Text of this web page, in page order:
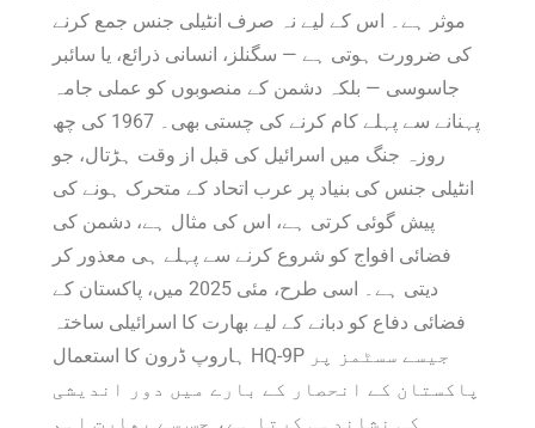
موثر ہے۔ اس کے لیے نہ صرف انٹیلی جنس جمع کرنے
کی ضرورت ہوتی ہے — سگنلز، انسانی ذرائع، یا سائبر
جاسوسی — بلکہ دشمن کے منصوبوں کو عملی جامہ
پہنانے سے پہلے کام کرنے کی چستی بھی۔ 1967 کی چھ
روزہ جنگ میں اسرائیل کی قبل از وقت ہڑتال، جو
انٹیلی جنس کی بنیاد پر عرب اتحاد کے متحرک ہونے کی
پیش گوئی کرتی ہے، اس کی مثال ہے، دشمن کی
فضائی افواج کو شروع کرنے سے پہلے ہی معذور کر
دیتی ہے۔ اسی طرح، مئی 2025 میں، پاکستان کے
فضائی دفاع کو دبانے کے لیے بھارت کا اسرائیلی ساختہ
ہاروپ ڈرون کا استعمال HQ-9P جیسے سسٹمز پر
پاکستان کے انحصار کے بارے میں دور اندیشی
کی نشاندہی کرتا ہے، جس سے بھارت اہم